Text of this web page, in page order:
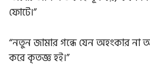
ফোটে।”
“নতুন জামার গন্ধে যেন অহংকার না
করে কৃতজ্ঞ হই।”